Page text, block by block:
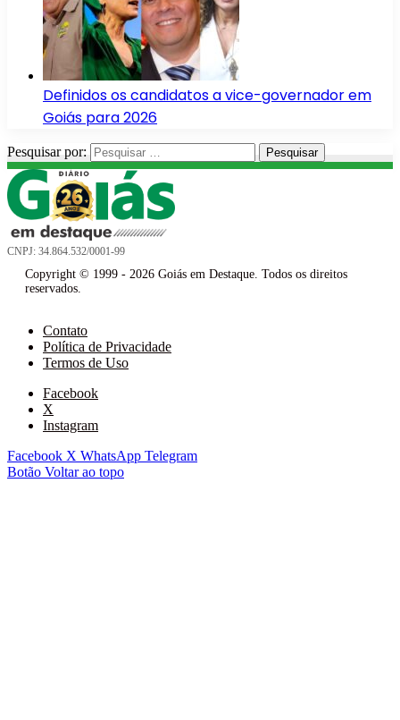
Definidos os candidatos a vice-governador em
Goiás para 2026
Pesquisar por:
CNPJ: 34.864.532/0001-99
Copyright © 1999 - 2026 Goiás em Destaque. Todos os direitos
reservados.
Contato
Política de Privacidade
Termos de Uso
Facebook
X
Instagram
Facebook X WhatsApp Telegram
Botão Voltar ao topo